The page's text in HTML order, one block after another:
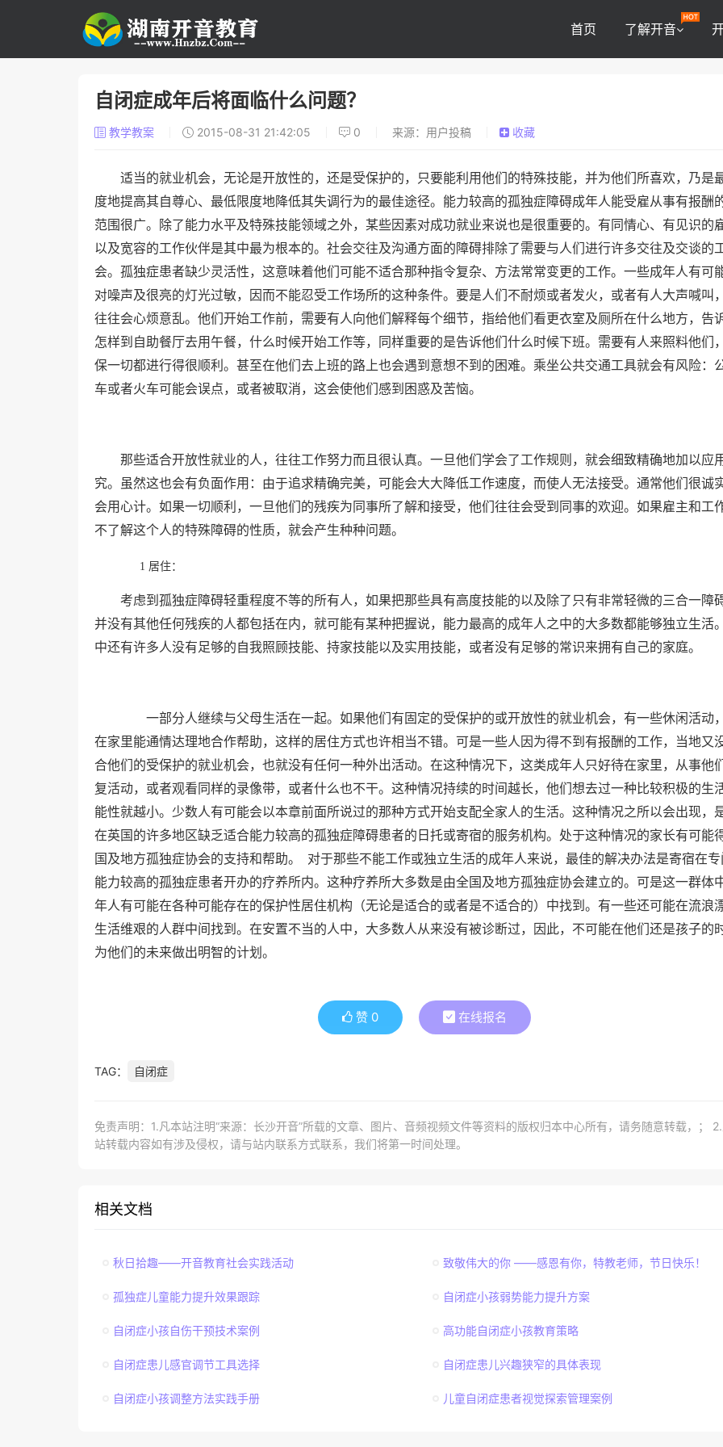
首页 了解开音
自闭症成年后将面临什么问题？
教学教案 2015-08-31 21:42:05 0 来源：用户投稿 收藏
适当的就业机会，无论是开放性的，还是受保护的，只要能利用他们的特殊技能，并为他们所喜欢，乃是
度地提高其自尊心、最低限度地降低其失调行为的最佳途径。能力较高的孤独症障碍成年人能受雇从事有报酬
范围很广。除了能力水平及特殊技能领域之外，某些因素对成功就业来说也是很重要的。有同情心、有见识的
以及宽容的工作伙伴是其中最为根本的。社会交往及沟通方面的障碍排除了需要与人们进行许多交往及交谈的
会。孤独症患者缺少灵活性，这意味着他们可能不适合那种指令复杂、方法常常变更的工作。一些成年人有可
对噪声及很亮的灯光过敏，因而不能忍受工作场所的这种条件。要是人们不耐烦或者发火，或者有人大声喊叫
往往会心烦意乱。他们开始工作前，需要有人向他们解释每个细节，指给他们看更衣室及厕所在什么地方，告
怎样到自助餐厅去用午餐，什么时候开始工作等，同样重要的是告诉他们什么时候下班。需要有人来照料他们
保一切都进行得很顺利。甚至在他们去上班的路上也会遇到意想不到的困难。乘坐公共交通工具就会有风险：
车或者火车可能会误点，或者被取消，这会使他们感到困惑及苦恼。
那些适合开放性就业的人，往往工作努力而且很认真。一旦他们学会了工作规则，就会细致精确地加以应
究。虽然这也会有负面作用：由于追求精确完美，可能会大大降低工作速度，而使人无法接受。通常他们很诚
会用心计。如果一切顺利，一旦他们的残疾为同事所了解和接受，他们往往会受到同事的欢迎。如果雇主和工
不了解这个人的特殊障碍的性质，就会产生种种问题。
1 居住：
考虑到孤独症障碍轻重程度不等的所有人，如果把那些具有高度技能的以及除了只有非常轻微的三合一障
并没有其他任何残疾的人都包括在内，就可能有某种把握说，能力最高的成年人之中的大多数都能够独立生活
中还有许多人没有足够的自我照顾技能、持家技能以及实用技能，或者没有足够的常识来拥有自己的家庭。
一部分人继续与父母生活在一起。如果他们有固定的受保护的或开放性的就业机会，有一些休闲活动
在家里能通情达理地合作帮助，这样的居住方式也许相当不错。可是一些人因为得不到有报酬的工作，当地又
合他们的受保护的就业机会，也就没有任何一种外出活动。在这种情况下，这类成年人只好待在家里，从事他
复活动，或者观看同样的录像带，或者什么也不干。这种情况持续的时间越长，他们想去过一种比较积极的生
能性就越小。少数人有可能会以本章前面所说过的那种方式开始支配全家人的生活。这种情况之所以会出现，
在英国的许多地区缺乏适合能力较高的孤独症障碍患者的日托或寄宿的服务机构。处于这种情况的家长有可能
国及地方孤独症协会的支持和帮助。 对于那些不能工作或独立生活的成年人来说，最佳的解决办法是寄宿在
能力较高的孤独症患者开办的疗养所内。这种疗养所大多数是由全国及地方孤独症协会建立的。可是这一群体
年人有可能在各种可能存在的保护性居住机构（无论是适合的或者是不适合的）中找到。有一些还可能在流浪
生活维艰的人群中间找到。在安置不当的人中，大多数人从来没有被诊断过，因此，不可能在他们还是孩子的
为他们的未来做出明智的计划。
赞 0 在线报名
TAG： 自闭症
免责声明：1.凡本站注明“来源：长沙开音”所载的文章、图片、音频视频文件等资料的版权归本中心所有，请务随意转载，；
站转载内容如有涉及侵权，请与站内联系方式联系，我们将第一时间处理。
相关文档
秋日拾趣——开音教育社会实践活动 致敬伟大的你 ——感恩有你，特教老师，节日快乐！
孤独症儿童能力提升效果跟踪 自闭症小孩弱势能力提升方案
自闭症小孩自伤干预技术案例 高功能自闭症小孩教育策略
自闭症患儿感官调节工具选择 自闭症患儿兴趣狭窄的具体表现
自闭症小孩调整方法实践手册 儿童自闭症患者视觉探索管理案例